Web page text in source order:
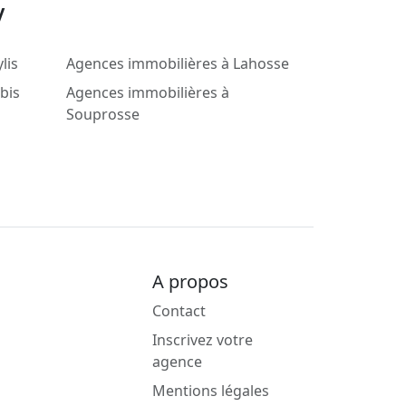
Agences immobilières à Lahosse
Agences immobilières à
Souprosse
A propos
Contact
Inscrivez votre
agence
Mentions légales